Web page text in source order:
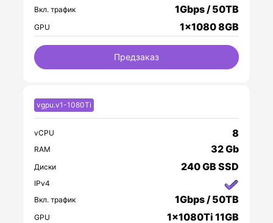
Вкл. трафик
1Gbps / 50TB
GPU 1x1080 8GB
Предзаказ
vgpu.v1-1080Ti
vCPU 8
RAM 32 Gb
Диски 240 GB SSD
IPv4
Вкл. трафик
1Gbps / 50TB
GPU 1x1080Ti 11GB